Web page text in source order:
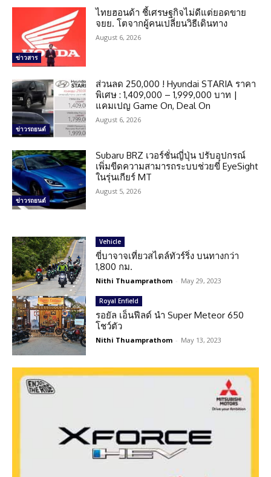
ข่าวสาร
ไทยฮอนด้า ชี้เศรษฐกิจไม่ดีแต่ยอดขาย
จยย. โตจากผู้คนเปลี่ยนวิธีเดินทาง
August 6, 2026
ข่าวรถยนต์
ส่วนลด 250,000 ! Hyundai STARIA ราคา
พิเศษ : 1,409,000 – 1,999,000 บาท |
แคมเปญ Game On, Deal On
August 6, 2026
ข่าวรถยนต์
Subaru BRZ เวอร์ชั่นญี่ปุ่น ปรับอุปกรณ์
เพิ่มขีดความสามารถระบบช่วยขี่ EyeSight
ในรุ่นเกียร์ MT
August 5, 2026
Vehicle
ขี่บาจาจเที่ยวสไตล์ทัวร์ริ่ง บนทางกว่า
1,800 กม.
Nithi Thuamprathom - May 29, 2023
Royal Enfield
รอยัล เอ็นฟีลด์ นำ Super Meteor 650
โชว์ตัว
Nithi Thuamprathom - May 13, 2023